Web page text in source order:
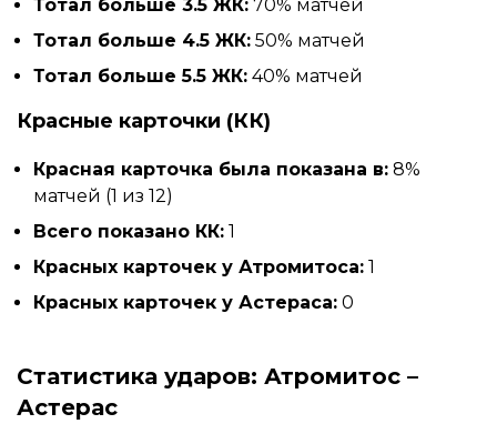
Тотал больше 3.5 ЖК: 70% матчей
Тотал больше 4.5 ЖК: 50% матчей
Тотал больше 5.5 ЖК: 40% матчей
Красные карточки (КК)
Красная карточка была показана в: 8%
матчей (1 из 12)
Всего показано КК: 1
Красных карточек у Атромитоса: 1
Красных карточек у Астераса: 0
Статистика ударов: Атромитос –
Астерас